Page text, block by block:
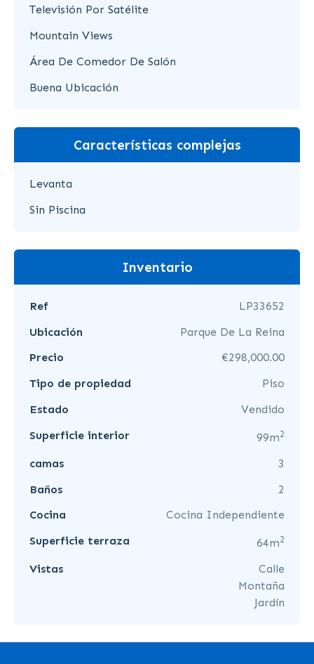
Televisión Por Satélite
Mountain Views
Área De Comedor De Salón
Buena Ubicación
Características complejas
Levanta
Sin Piscina
Inventario
Ref
LP33652
Ubicación
Parque De La Reina
Precio
€298,000.00
Tipo de propiedad
Piso
Estado
Vendido
Superficie interior
99m2
camas
3
Baños
2
Cocina
Cocina Independiente
Superficie terraza
64m2
Vistas
Calle
Montaña
Jardín